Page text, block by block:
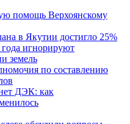
помощь Верхоянскому
в Якутии достигло 25%
игнорируют
земель
по составлению
ДЭК: как